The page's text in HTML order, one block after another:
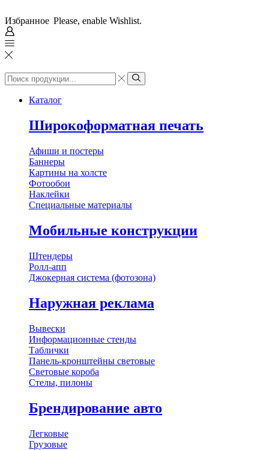
Избранное Please, enable Wishlist.
Search
input
Search
Каталог
Широкоформатная печать
Афиши и постеры
Баннеры
Картины на холсте
Фотообои
Наклейки
Специальные материалы
Мобильные конструкции
Штендеры
Ролл-апп
Джокерная система (фотозона)
Наружная реклама
Вывески
Информационные стенды
Таблички
Панель-кронштейны световые
Световые короба
Стелы, пилоны
Брендирование авто
Легковые
Грузовые